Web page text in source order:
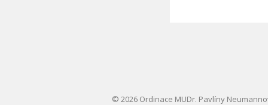
© 2026 Ordinace MUDr. Pavlíny